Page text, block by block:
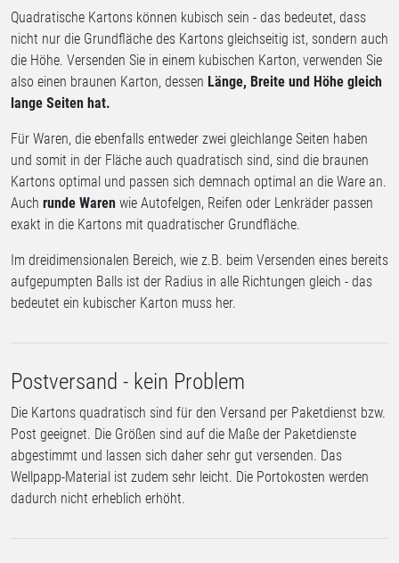
Quadratische Kartons können kubisch sein - das bedeutet, dass
nicht nur die Grundfläche des Kartons gleichseitig ist, sondern auch
die Höhe. Versenden Sie in einem kubischen Karton, verwenden Sie
also einen braunen Karton, dessen Länge, Breite und Höhe gleich
lange Seiten hat.
Für Waren, die ebenfalls entweder zwei gleichlange Seiten haben
und somit in der Fläche auch quadratisch sind, sind die braunen
Kartons optimal und passen sich demnach optimal an die Ware an.
Auch runde Waren wie Autofelgen, Reifen oder Lenkräder passen
exakt in die Kartons mit quadratischer Grundfläche.
Im dreidimensionalen Bereich, wie z.B. beim Versenden eines bereits
aufgepumpten Balls ist der Radius in alle Richtungen gleich - das
bedeutet ein kubischer Karton muss her.
Postversand - kein Problem
Die Kartons quadratisch sind für den Versand per Paketdienst bzw.
Post geeignet. Die Größen sind auf die Maße der Paketdienste
abgestimmt und lassen sich daher sehr gut versenden. Das
Wellpapp-Material ist zudem sehr leicht. Die Portokosten werden
dadurch nicht erheblich erhöht.